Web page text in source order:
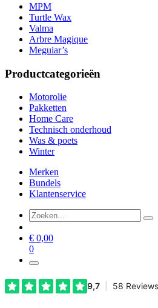
MPM
Turtle Wax
Valma
Arbre Magique
Meguiar’s
Productcategorieën
Motorolie
Pakketten
Home Care
Technisch onderhoud
Was & poets
Winter
Merken
Bundels
Klantenservice
€ 0,00
0